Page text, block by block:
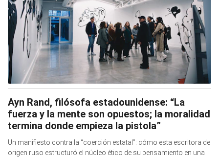
Ayn Rand, filósofa estadounidense: “La
fuerza y la mente son opuestos; la moralidad
termina donde empieza la pistola”
Un manifiesto contra la “coerción estatal”: cómo esta escritora de
origen ruso estructuró el núcleo ético de su pensamiento en una